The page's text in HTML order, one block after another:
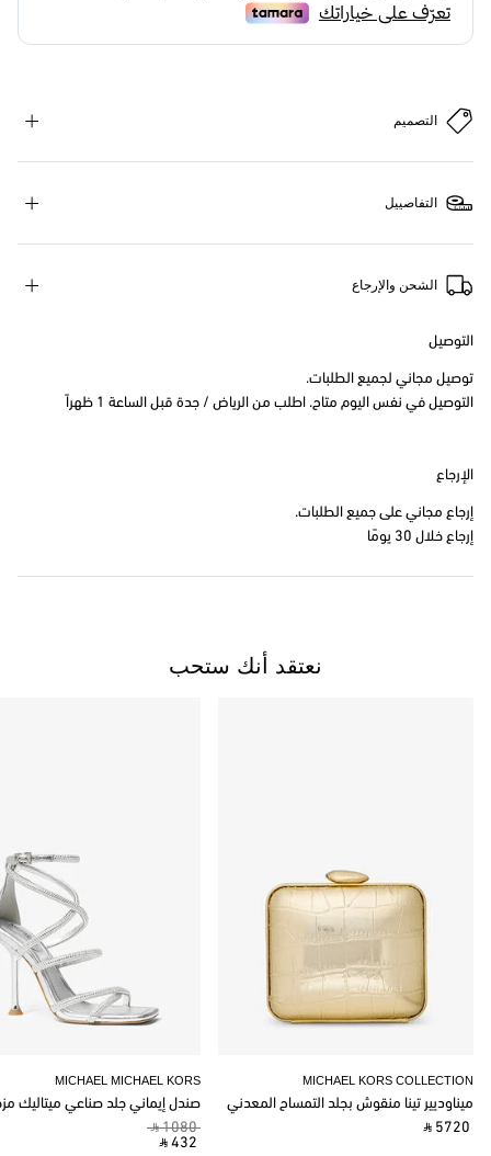
التصميم
التفاصييل
الشحن والإرجاع
التوصيل
توصيل مجاني لجميع الطلبات.
التوصيل في نفس اليوم متاح. اطلب من الرياض / جدة قبل الساعة 1 ظهراً
الإرجاع
إرجاع مجاني على جميع الطلبات.
إرجاع خلال 30 يومًا
نعتقد أنك ستحب
MICHAEL MICHAEL KORS
صندل إيماني جلد صناعي ميتاليك
‎ ⃁ 1080 ‎
‎ ⃁ 432 ‎
MICHAEL KORS COLLECTION
ميناوديير تينا منقوش بجلد التمساح المعدني
‎ ⃁ 5720 ‎